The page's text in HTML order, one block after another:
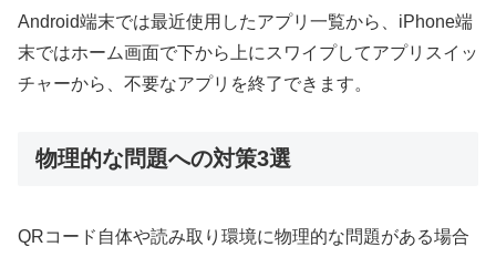
Android端末では最近使用したアプリ一覧から、iPhone端
末ではホーム画面で下から上にスワイプしてアプリスイッ
チャーから、不要なアプリを終了できます。
物理的な問題への対策3選
QRコード自体や読み取り環境に物理的な問題がある場合